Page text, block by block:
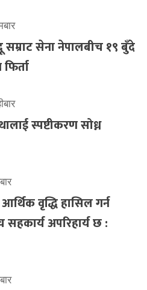
सम्राट सेना नेपालबीच १९ बुँदे
स्पष्टीकरण सोध्न
आर्थिक वृद्धि हासिल गर्न
अपरिहार्य छ :